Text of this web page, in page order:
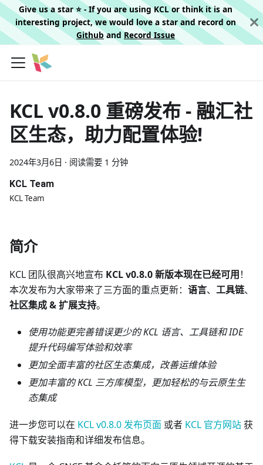
Give us a star ⭐️ - If you are using KCL or think it is an
interesting project, we would love a star and record on
Githuband Record Issue
KCL v0.8.0 重磅发布 - 融汇社
区生态，助力配置体验!
2024年3月6日 · 阅读需要 1 分钟
KCL Team
KCL Team
简介
KCL 团队很高兴地宣布 KCL v0.8.0 新版本现在已经可用！
本次发布为大家带来了三方面的重点更新： 语言、 工具链、
社区集成 & 扩展支持。
使用功能更完善错误更少的 KCL 语言、工具链和 IDE
提升代码编写体验和效率
更加全面丰富的社区生态集成，改善运维体验
更加丰富的 KCL 三方库模型，更加轻松的与云原生生
态集成
进一步您可以在 KCL v0.8.0 发布页面 或者 KCL 官方网站获
得下载安装指南和详细发布信息。